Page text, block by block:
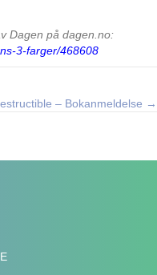
Dagen på dagen.no:
3-farger/468608
– Bokanmeldelse →